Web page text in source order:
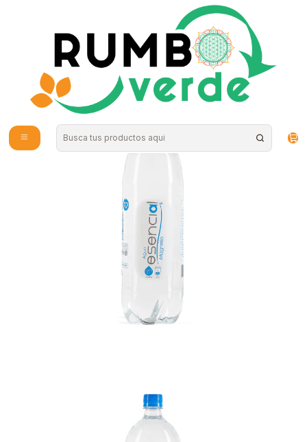
Envío gratis por compras sobre los 59.990 en la provincia de Santiago
Agua Alcalina y de Mar
Esencial - Agua Alcalina con Magnesio sin gas 2L